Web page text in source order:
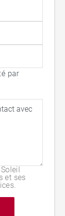
par
et ses